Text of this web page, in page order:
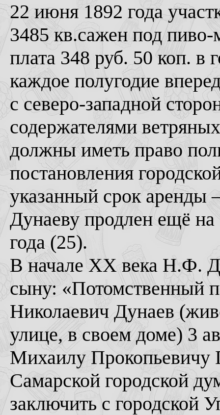
22 июня 1892 года
3485 кв.сажен под
плата 348 руб. 50 коп. в
каждое полугодие
с северо-западной
содержателями
должны иметь право
постановления
указанный срок аренды
Дунаеву продлен ещё на
года (25).
В начале ХХ века Н.Ф.
сыну: «Потомственный
Николаевич Дунаев
улице, в своем доме) 3
Михаилу Прокопьевичу
Самарской городской
заключить с городской